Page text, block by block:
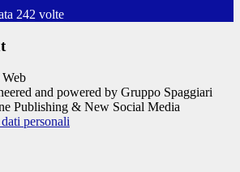
242 volte
and powered by Gruppo Spaggiari
Publishing & New Social Media
personali